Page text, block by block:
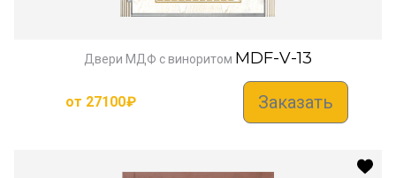
Двери МДФ с виноритом MDF-V-13
от 27100₽ Заказать